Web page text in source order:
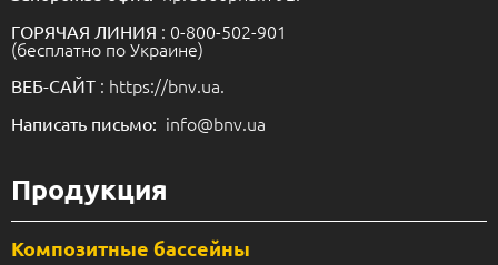
ГОРЯЧАЯ ЛИНИЯ : 0-800-502-901
(бесплатно по Украине)
ВЕБ-САЙТ : https://bnv.ua.
Написать письмо: info@bnv.ua
Продукция
Композитные бассейны